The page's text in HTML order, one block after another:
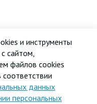
и инструменты
сайтом,
файлов cookies
данных
персональных